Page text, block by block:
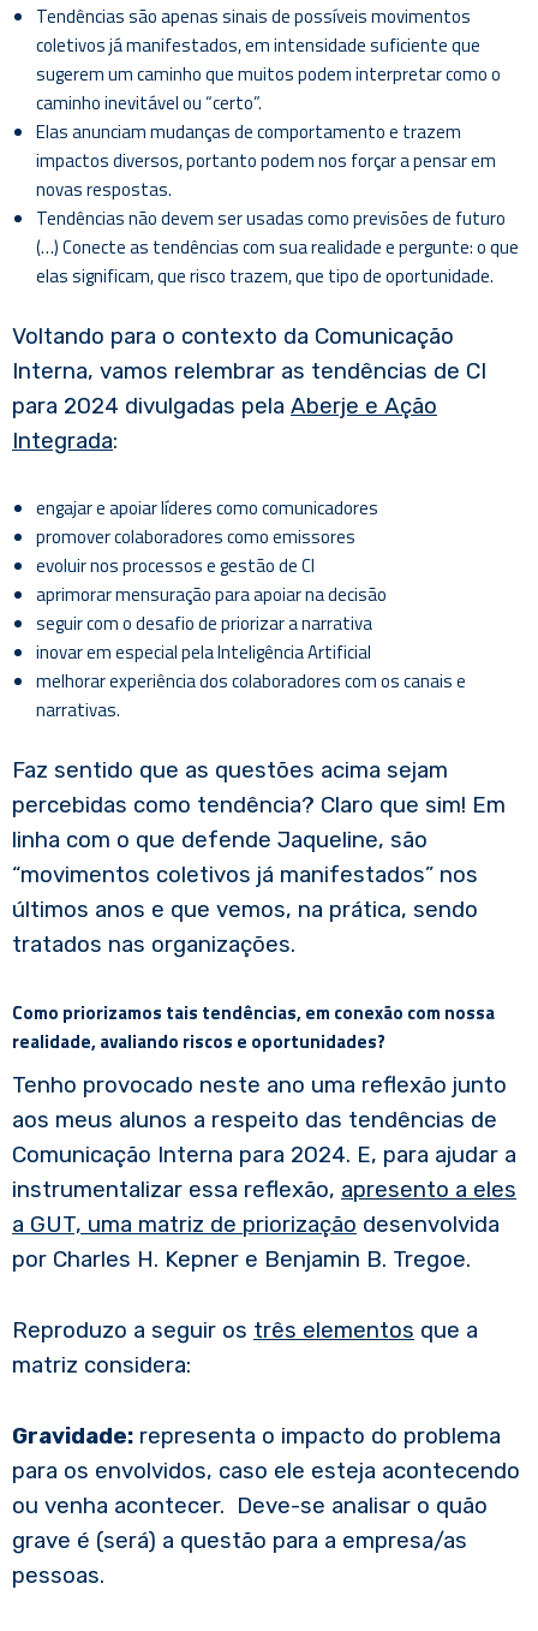
Tendências são apenas sinais de possíveis movimentos
coletivos já manifestados, em intensidade suficiente que
sugerem um caminho que muitos podem interpretar como o
caminho inevitável ou “certo”.
Elas anunciam mudanças de comportamento e trazem
impactos diversos, portanto podem nos forçar a pensar em
novas respostas.
Tendências não devem ser usadas como previsões de futuro
(…) Conecte as tendências com sua realidade e pergunte: o que
elas significam, que risco trazem, que tipo de oportunidade.
Voltando para o contexto da Comunicação
Interna, vamos relembrar as tendências de CI
para 2024 divulgadas pela Aberje e Ação
Integrada:
engajar e apoiar líderes como comunicadores
promover colaboradores como emissores
evoluir nos processos e gestão de CI
aprimorar mensuração para apoiar na decisão
seguir com o desafio de priorizar a narrativa
inovar em especial pela Inteligência Artificial
melhorar experiência dos colaboradores com os canais e
narrativas.
Faz sentido que as questões acima sejam
percebidas como tendência? Claro que sim! Em
linha com o que defende Jaqueline, são
“movimentos coletivos já manifestados” nos
últimos anos e que vemos, na prática, sendo
tratados nas organizações.
Como priorizamos tais tendências, em conexão com nossa
realidade, avaliando riscos e oportunidades?
Tenho provocado neste ano uma reflexão junto
aos meus alunos a respeito das tendências de
Comunicação Interna para 2024. E, para ajudar a
instrumentalizar essa reflexão, apresento a eles
a GUT, uma matriz de priorização desenvolvida
por Charles H. Kepner e Benjamin B. Tregoe.
Reproduzo a seguir os três elementos que a
matriz considera:
Gravidade: representa o impacto do problema
para os envolvidos, caso ele esteja acontecendo
ou venha acontecer. Deve-se analisar o quão
grave é (será) a questão para a empresa/as
pessoas.